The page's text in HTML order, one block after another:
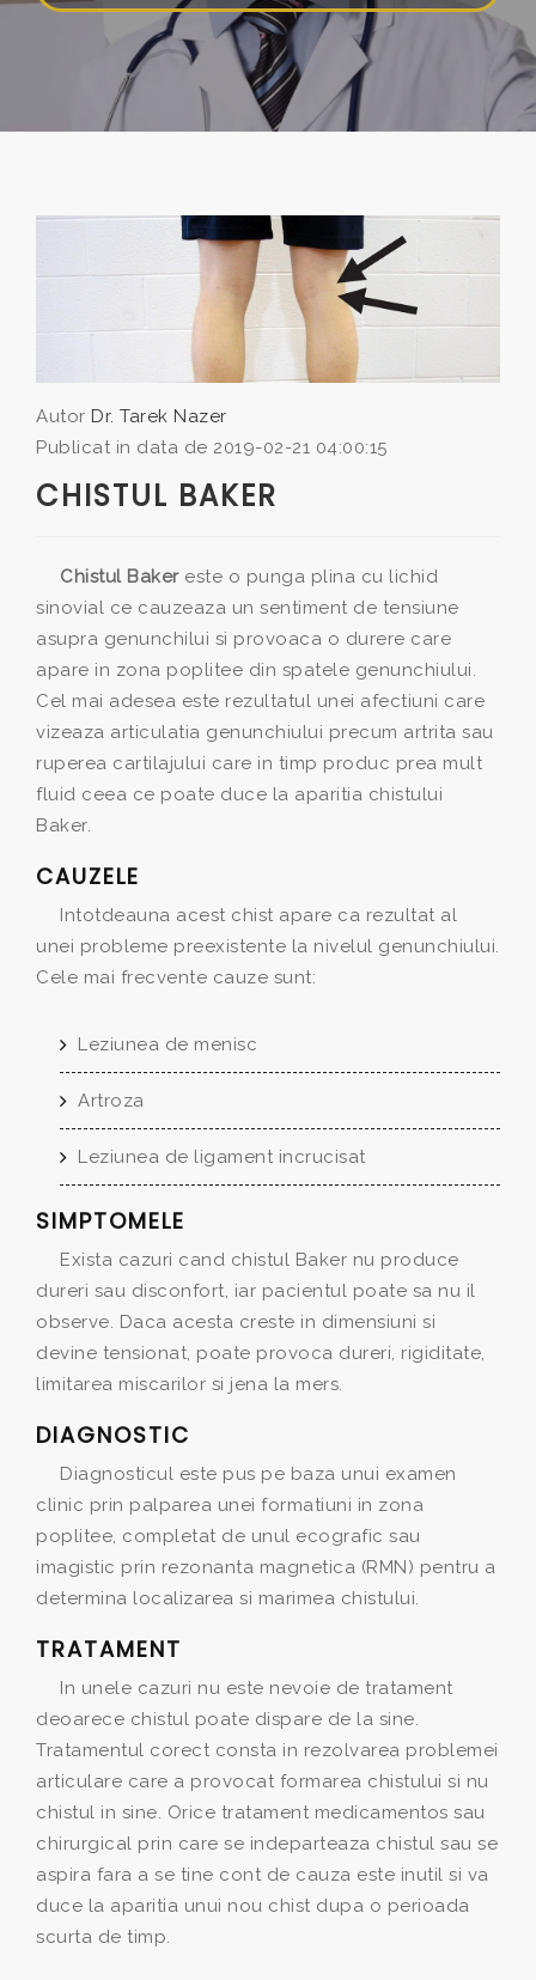
Autor Dr. Tarek Nazer
Publicat in data de 2019-02-21 04:00:15
CHISTUL BAKER
Chistul Bakereste o punga plina cu lichid
sinovial ce cauzeaza un sentiment de tensiune
asupra genunchilui si provoaca o durere care
apare in zona poplitee din spatele genunchiului.
Cel mai adesea este rezultatul unei afectiuni care
vizeaza articulatia genunchiului precum artrita sau
ruperea cartilajului care in timp produc prea mult
fluid ceea ce poate duce la aparitia chistului
Baker.
CAUZELE
Intotdeauna acest chist apare ca rezultat al
unei probleme preexistente la nivelul genunchiului.
Cele mai frecvente cauze sunt:
Leziunea de menisc
Artroza
Leziunea de ligament incrucisat
SIMPTOMELE
Exista cazuri cand chistul Baker nu produce
dureri sau disconfort, iar pacientul poate sa nu il
observe. Daca acesta creste in dimensiuni si
devine tensionat, poate provoca dureri, rigiditate,
limitarea miscarilor si jena la mers.
DIAGNOSTIC
Diagnosticul este pus pe baza unui examen
clinic prin palparea unei formatiuni in zona
poplitee, completat de unul ecografic sau
imagistic prin rezonanta magnetica (RMN) pentru a
determina localizarea si marimea chistului.
TRATAMENT
In unele cazuri nu este nevoie de tratament
deoarece chistul poate dispare de la sine.
Tratamentul corect consta in rezolvarea problemei
articulare care a provocat formarea chistului si nu
chistul in sine. Orice tratament medicamentos sau
chirurgical prin care se indeparteaza chistul sau se
aspira fara a se tine cont de cauza este inutil si va
duce la aparitia unui nou chist dupa o perioada
scurta de timp.